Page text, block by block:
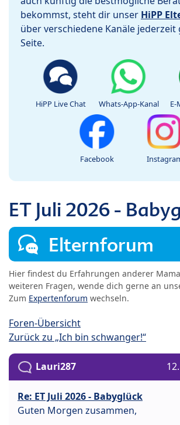
bekommst, steht dir unser HiPP
über verschiedene Kanäle jederzeit
Seite.
HiPP Live Chat Whats-App-Kanal E-
Facebook
ET Juli 2026 -
Elternforum
Hier findest du Erfahrungen anderer
weiteren Fragen, wende dich gerne an
Zum Expertenforum wechseln.
Foren-Übersicht
Zurück zu „Ich bin schwanger!“
Lauri287
Re: ET Juli 2026 - Babyglück
Guten Morgen zusammen,